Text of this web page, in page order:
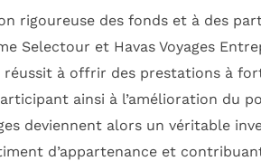
rigoureuse des fonds et à des
Selectour et Havas Voyages
réussit à offrir des prestations à
ainsi à l’amélioration du
deviennent alors un véritable
d’appartenance et